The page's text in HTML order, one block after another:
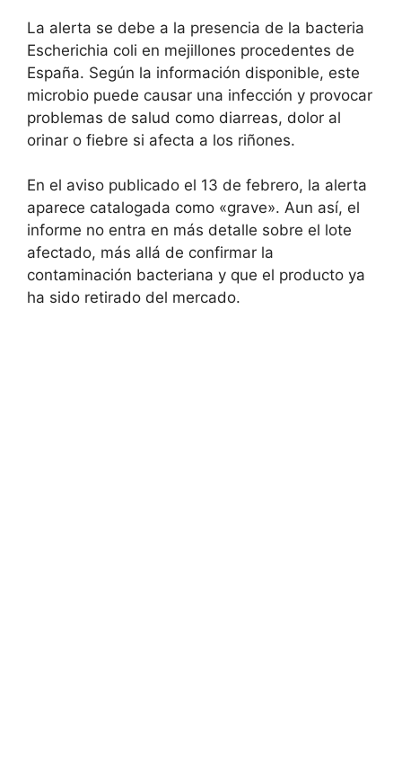
La alerta se debe a la presencia de la bacteria
Escherichia coli en mejillones procedentes de
España. Según la información disponible, este
microbio puede causar una infección y provocar
problemas de salud como diarreas, dolor al
orinar o fiebre si afecta a los riñones.
En el aviso publicado el 13 de febrero, la alerta
aparece catalogada como «grave». Aun así, el
informe no entra en más detalle sobre el lote
afectado, más allá de confirmar la
contaminación bacteriana y que el producto ya
ha sido retirado del mercado.